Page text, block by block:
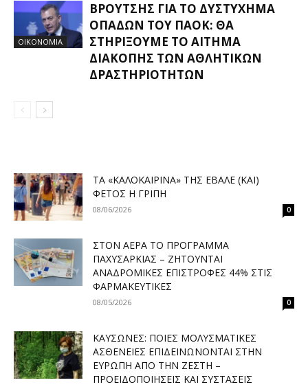
ΟΙΚΟΝΟΜΙΑ
ΒΡΟΎΤΣΗΣ ΓΙΑ ΤΟ ΔΥΣΤΎΧΗΜΑ
ΟΠΑΔΏΝ ΤΟΥ ΠΑΟΚ: ΘΑ
ΣΤΗΡΊΞΟΥΜΕ ΤΟ ΑΊΤΗΜΑ
ΔΙΑΚΟΠΉΣ ΤΩΝ ΑΘΛΗΤΙΚΏΝ
ΔΡΑΣΤΗΡΙΟΤΉΤΩΝ
ΤΑ «ΚΑΛΟΚΑΙΡΙΝΆ» ΤΗΣ ΈΒΑΛΕ (ΚΑΙ)
ΦΈΤΟΣ Η ΓΡΊΠΗ
08/06/2026 0
ΣΤΟΝ ΑΈΡΑ ΤΟ ΠΡΌΓΡΑΜΜΑ
ΠΑΧΥΣΑΡΚΊΑΣ – ΖΗΤΟΎΝΤΑΙ
ΑΝΑΔΡΟΜΙΚΈΣ ΕΠΙΣΤΡΟΦΈΣ 44% ΣΤΙΣ
ΦΑΡΜΑΚΕΥΤΙΚΈΣ
08/05/2026 0
ΚΑΎΣΩΝΕΣ: ΠΟΙΕΣ ΜΟΛΥΣΜΑΤΙΚΈΣ
ΑΣΘΈΝΕΙΕΣ ΕΠΙΔΕΙΝΏΝΟΝΤΑΙ ΣΤΗΝ
ΕΥΡΏΠΗ ΑΠΌ ΤΗΝ ΖΈΣΤΗ –
ΠΡΟΕΙΔΟΠΟΙΉΣΕΙΣ ΚΑΙ ΣΥΣΤΆΣΕΙΣ